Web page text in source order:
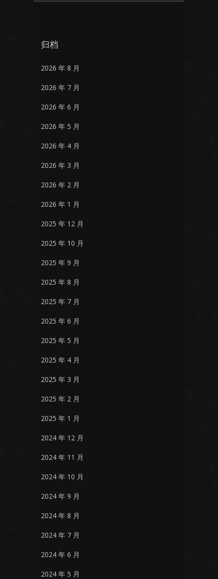
归档
2026 年 8 月
2026 年 7 月
2026 年 6 月
2026 年 5 月
2026 年 4 月
2026 年 3 月
2026 年 2 月
2026 年 1 月
2025 年 12 月
2025 年 10 月
2025 年 9 月
2025 年 8 月
2025 年 7 月
2025 年 6 月
2025 年 5 月
2025 年 4 月
2025 年 3 月
2025 年 2 月
2025 年 1 月
2024 年 12 月
2024 年 11 月
2024 年 10 月
2024 年 9 月
2024 年 8 月
2024 年 7 月
2024 年 6 月
2024 年 5 月